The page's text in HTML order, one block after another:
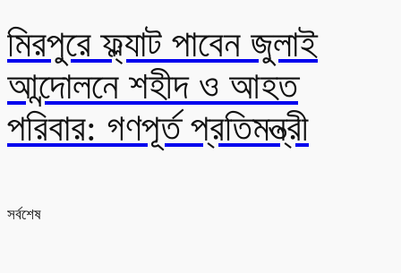
মিরপুরে ফ্ল্যাট পাবেন জুলাই
আন্দোলনে শহীদ ও আহত
পরিবার: গণপূর্ত প্রতিমন্ত্রী
সর্বশেষ